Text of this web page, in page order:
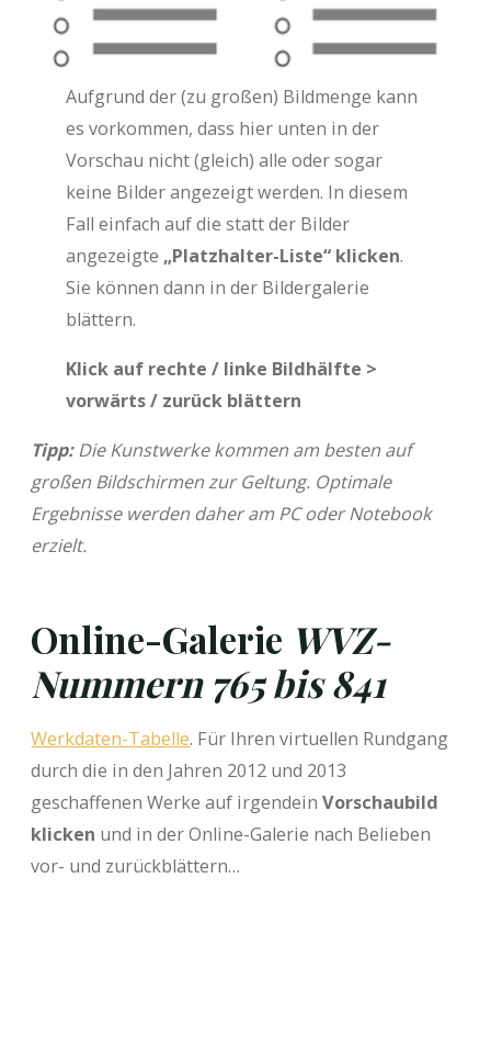
Aufgrund der (zu großen) Bildmenge kann
es vorkommen, dass hier unten in der
Vorschau nicht (gleich) alle oder sogar
keine Bilder angezeigt werden. In diesem
Fall einfach auf die statt der Bilder
angezeigte „Platzhalter-Liste“ klicken.
Sie können dann in der Bildergalerie
blättern.
Klick auf rechte / linke Bildhälfte >
vorwärts / zurück blättern
Tipp:Die Kunstwerke kommen am besten auf
großen Bildschirmen zur Geltung. Optimale
Ergebnisse werden daher am PC oder Notebook
erzielt.
Online-Galerie WVZ-
Nummern 765 bis 841
Werkdaten-Tabelle. Für Ihren virtuellen Rundgang
durch die in den Jahren 2012 und 2013
geschaffenen Werke auf irgendeinVorschaubild
klicken und in der Online-Galerie nach Belieben
vor- und zurückblättern…